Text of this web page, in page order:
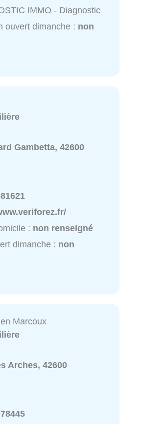
IMMO - Diagnostic
ouvert dimanche : non
Gambetta, 42600
: non renseigné
dimanche : non
Marcoux
Arches, 42600